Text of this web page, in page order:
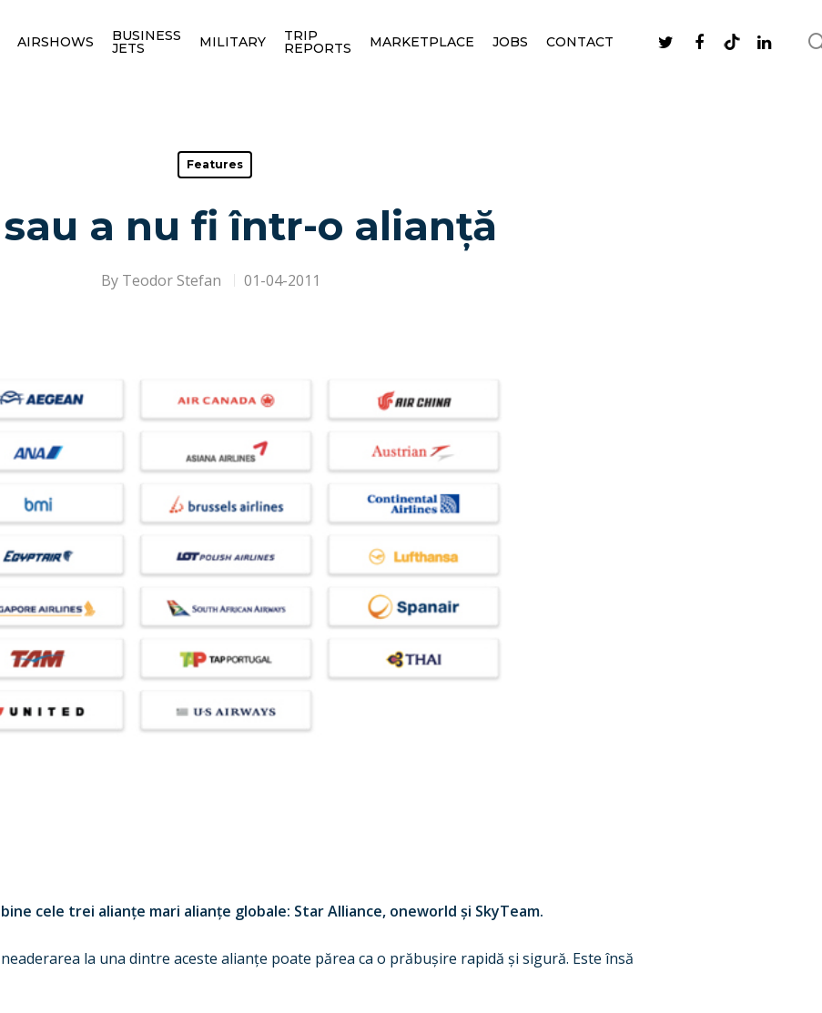
AIRSHOWS BUSINESS
JETS MILITARY TRIP
REPORTS MARKETPLACE JOBS CONTACT
Features
a nu fi într-o alianță
By Teodor Stefan 01-04-2011
cele trei alianțe mari alianțe globale: Star Alliance, oneworld și SkyTeam.
la una dintre aceste alianțe poate părea ca o prăbușire rapidă și sigură. Este însă